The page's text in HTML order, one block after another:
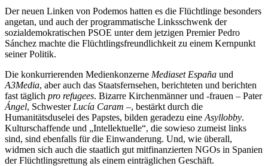
Der neuen Linken von Podemos hatten es die Flüchtlinge besonders
angetan, und auch der programmatische Linksschwenk der
sozialdemokratischen PSOE unter dem jetzigen Premier Pedro
Sánchez machte die Flüchtlingsfreundlichkeit zu einem Kernpunkt
seiner Politik.
Die konkurrierenden Medienkonzerne Mediaset España und
A3Media, aber auch das Staatsfernsehen, berichteten und berichten
fast täglich pro refugees. Bizarre Kirchenmänner und -frauen – Pater
Ángel, Schwester Lucía Caram –, bestärkt durch die
Humanitätsduselei des Papstes, bilden geradezu eine Asyllobby.
Kulturschaffende und „Intellektuelle“, die sowieso zumeist links
sind, sind ebenfalls für die Einwanderung. Und, wie überall,
widmen sich auch die staatlich gut mitfinanzierten NGOs in Spanien
der Flüchtlingsrettung als einem einträglichen Geschäft.